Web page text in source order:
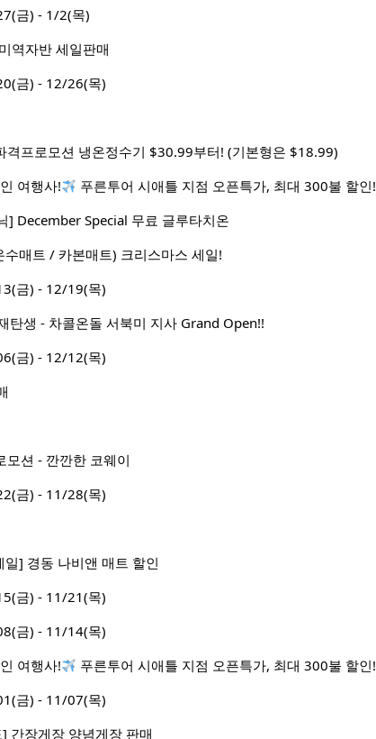
금) - 1/2(목)
역자반 세일판매
금) - 12/26(목)
격프로모션 냉온정수기 $30.99부터! (기본형은 $18.99)
여행사! 푸른투어 시애틀 지점 오픈특가, 최대 300불 할인!
] December Special 무료 글루타치온
매트 / 카본매트) 크리스마스 세일!
금) - 12/19(목)
탄생 - 차콜온돌 서북미 지사 Grand Open!!
금) - 12/12(목)
모션 - 깐깐한 코웨이
금) - 11/28(목)
] 경동 나비앤 매트 할인
금) - 11/21(목)
금) - 11/14(목)
여행사! 푸른투어 시애틀 지점 오픈특가, 최대 300불 할인!
금) - 11/07(목)
간장게장 양념게장 판매